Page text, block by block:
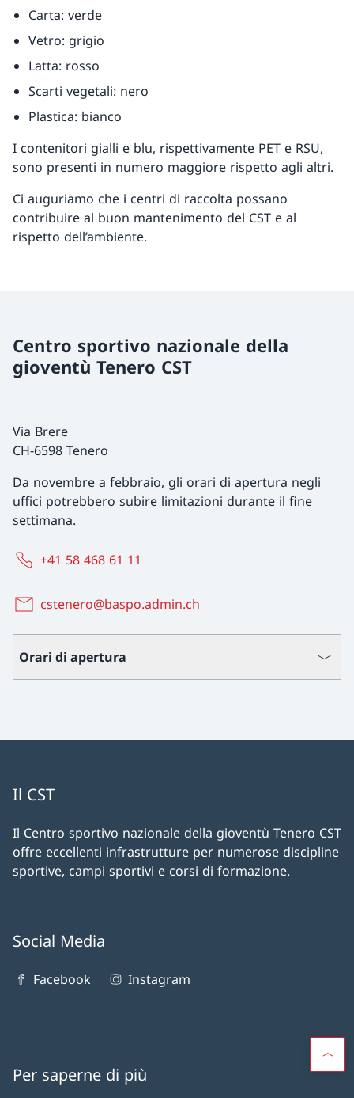
Carta: verde
Vetro: grigio
Latta: rosso
Scarti vegetali: nero
Plastica: bianco
I contenitori gialli e blu, rispettivamente PET e RSU,
sono presenti in numero maggiore rispetto agli altri.
Ci auguriamo che i centri di raccolta possano
contribuire al buon mantenimento del CST e al
rispetto dell’ambiente.
Centro sportivo nazionale della
gioventù Tenero CST
Via Brere
CH-6598 Tenero
Da novembre a febbraio, gli orari di apertura negli
uffici potrebbero subire limitazioni durante il fine
settimana.
+41 58 468 61 11
cstenero@baspo.admin.ch
Orari di apertura
Il CST
Il Centro sportivo nazionale della gioventù Tenero CST
offre eccellenti infrastrutture per numerose discipline
sportive, campi sportivi e corsi di formazione.
Social Media
Facebook Instagram
Per saperne di più